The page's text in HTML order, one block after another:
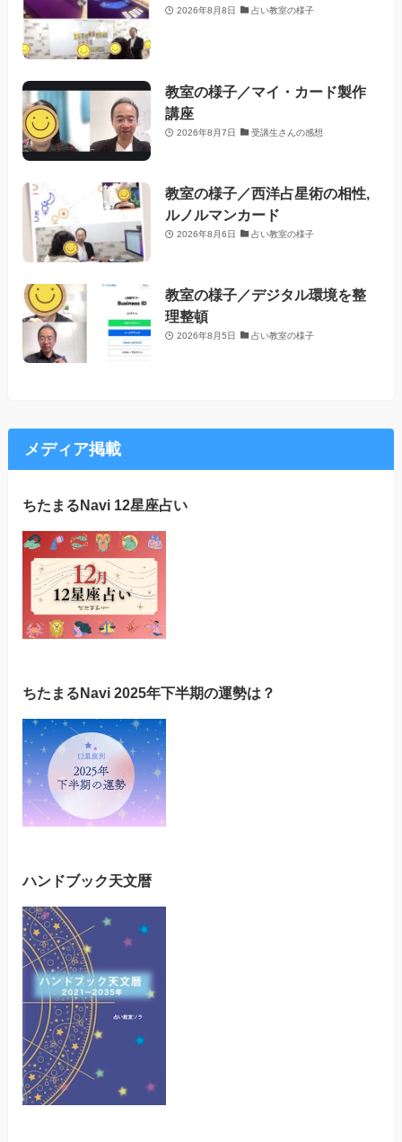
2026年8月8日 占い教室の様子
教室の様子／マイ・カード製作
講座
2026年8月7日 受講生さんの感想
教室の様子／西洋占星術の相性,
ルノルマンカード
2026年8月6日 占い教室の様子
教室の様子／デジタル環境を整
理整頓
2026年8月5日 占い教室の様子
メディア掲載
ちたまるNavi 12星座占い
ちたまるNavi 2025年下半期の運勢は？
ハンドブック天文暦